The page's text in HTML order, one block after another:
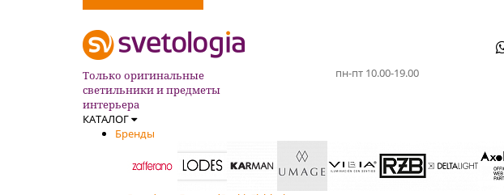
Только оригинальные
светильники и предметы
интерьера
пн-пт 10.00-19.00
КАТАЛОГ
Бренды